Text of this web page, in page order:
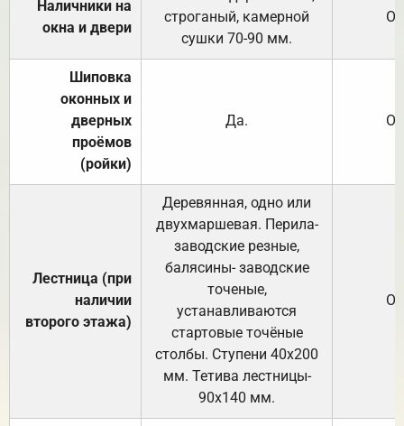
Наличники на
окна и двери
строганый, камерной
сушки 70-90 мм.
Шиповка
оконных и
дверных
проёмов
(ройки)
Да.
Лестница (при
наличии
второго этажа)
Деревянная, одно или
двухмаршевая. Перила-
заводские резные,
балясины- заводские
точеные,
устанавливаются
стартовые точёные
столбы. Ступени 40х200
мм. Тетива лестницы-
90х140 мм.